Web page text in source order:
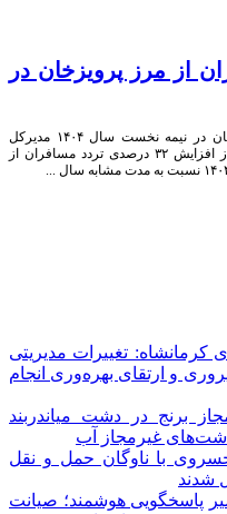
از مرز پرویزخان در
رشد ۳۲ درصدی تردد مسافران از مرز پرویزخان در نیمه نخست سال ۱۴۰۴ مدیرکل
راهداری و حمل‌ونقل جاده‌ای استان کرمانشاه از افزایش ۳۲ درصدی تردد مسافران از
تغییرات مدیریتی
و ارتقای بهره‌وری انجام
برنج در دشت میاندربند
غیرمجاز آب
مرز خسروی با ناوگان حمل‌ و نقل
شدند
پاسخگویی هوشمند؛ صیانت